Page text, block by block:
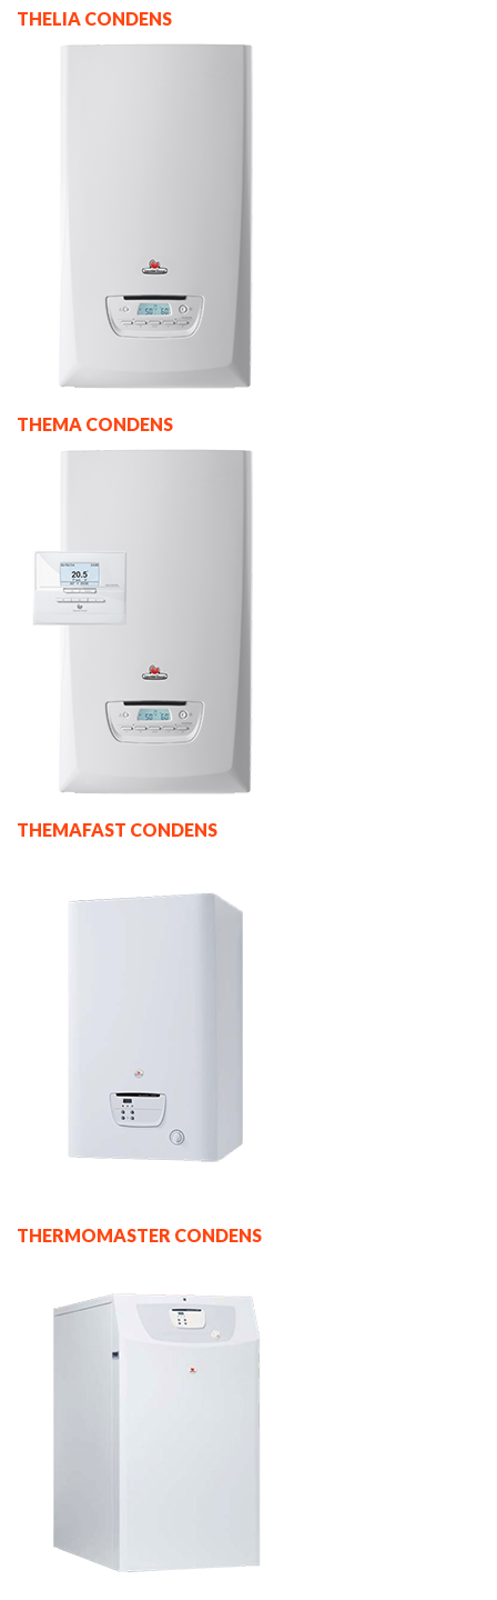
THELIA CONDENS
THEMA CONDENS
THEMAFAST CONDENS
THERMOMASTER CONDENS